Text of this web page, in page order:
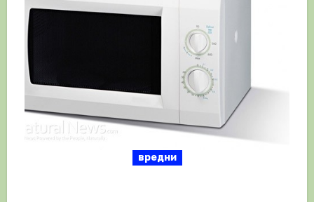
вредни